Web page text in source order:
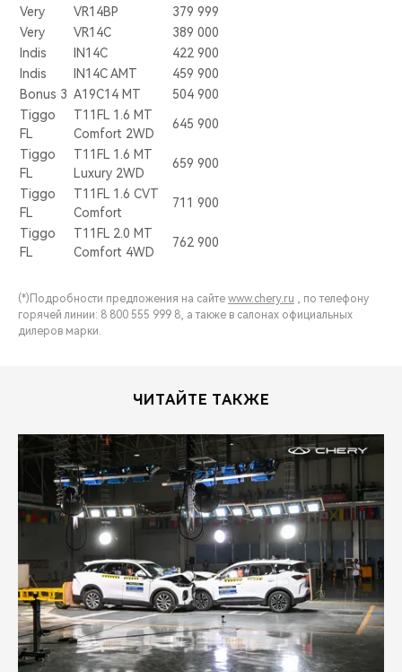
Very
VR14BP
379 999
Very
VR14C
389 000
Indis
IN14C
422 900
Indis
IN14C AMT
459 900
Bonus 3 A19C14 MT
504 900
Tiggo
FL
T11FL 1.6 MT
Comfort 2WD
645 900
Tiggo
FL
T11FL 1.6 MT
Luxury 2WD
659 900
Tiggo
FL
T11FL 1.6 CVT
Comfort
711 900
Tiggo
FL
T11FL 2.0 MT
Comfort 4WD
762 900
(*)Подробности предложения на сайте www.chery.ru , по телефону
горячей линии: 8 800 555 999 8, а также в салонах официальных
дилеров марки.
ЧИТАЙТЕ ТАКЖЕ